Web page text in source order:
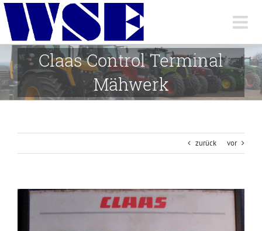
Skip
content
Claas Control Terminal
Mähwerk
zurück vor
View